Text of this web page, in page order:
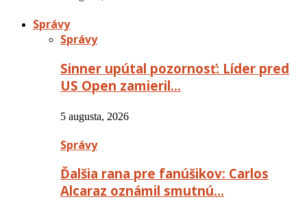
Správy
Správy
Sinner upútal pozornosť: Líder pred
US Open zamieril…
5 augusta, 2026
Správy
Ďalšia rana pre fanúšikov: Carlos
Alcaraz oznámil smutnú…